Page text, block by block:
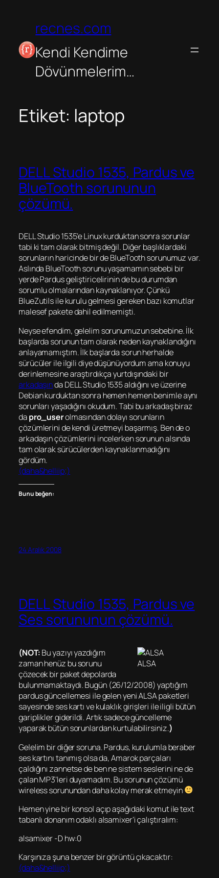
recnes.com
Kendi Kendime
Dövünmelerim…
Etiket: laptop
DELL Studio 1535, Pardus ve
BlueTooth sorununun
çözümü.
DELL Studio 1535’e Linux kurduktan sonra sorunlar
tabi ki tam olarak bitmiş değil. Diğer başlıklardaki
sorunların haricinde bir de BlueTooth sorunumuz var.
Aslında BlueTooth sorunu yaşamamın sebebi bir
yerde Pardus geliştiricelirinin de bu durumdan
sorumlu olmalarından kaynaklanıyor. Çünkü
BlueZutils ile kurulu gelmesi gereken bazı komutlar
malesef pakete dahil edilmemişti.
Neyse efendim, gelelim sorunumuzun sebebine. İlk
başlarda sorunun tam olarak neden kaynaklandığını
anlayamamıştım. İlk başlarda sorun herhalde
sürücüler ile ilgili diye düşünüyordum ama konuyu
derinlemesine araştırdıkça yurtdışındaki bir
arkadaşında DELL Studio 1535 aldığını ve üzerine
Debian kurduktan sonra hemen hemen benimle aynı
sorunları yaşadığını okudum. Tabi bu arkadaş biraz
da pro_userolmasından dolayı sorunların
çözümlerini de kendi üretmeyi başarmış. Ben de o
arkadaşın çözümlerini incelerken sorunun alsında
tam olarak sürücülerden kaynaklanmadığını
gördüm.
(daha&helliip;)
Bunu beğen:
24 Aralık 2008
DELL Studio 1535, Pardus ve
Ses sorununun çözümü.
ALSA
(NOT: Bu yazıyı yazdığım
zaman henüz bu sorunu
çözecek bir paket depolarda
bulunmamaktaydı. Bugün (26/12/2008) yaptığım
pardus güncellemesi ile gelen yeni ALSA paketleri
sayesinde ses kartı ve kulaklık girişleri ile iligli bütün
gariplikler giderildi. Artık sadece güncelleme
yaparak bütün sorunlardan kurtulabilirsiniz.)
Gelelim bir diğer soruna. Pardus, kurulumla beraber
ses kartını tanımış olsa da, Amarok parçaları
çaldığını zannetse de ben ne sistem seslerini ne de
çalan MP3’leri duyamadım. Bu sorunun çözümü
wireless sorunundan daha kolay merak etmeyin
Hemen yine bir konsol açıp aşağıdaki komut ile text
tabanlı donanım odaklı alsamixer’i çalıştıralım:
alsamixer -D hw:0
Karşınıza şuna benzer bir görüntü çıkacaktır:
(daha&helliip;)